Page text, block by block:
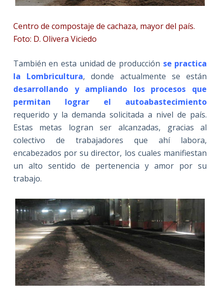
Centro de compostaje de cachaza, mayor del país.
Foto: D. Olivera Viciedo
También en esta unidad de producción se practica
la Lombricultura, donde actualmente se están
desarrollando y ampliando los procesos que
permitan lograr el autoabastecimiento
requerido y la demanda solicitada a nivel de país.
Estas metas logran ser alcanzadas, gracias al
colectivo de trabajadores que ahí labora,
encabezados por su director, los cuales manifiestan
un alto sentido de pertenencia y amor por su
trabajo.